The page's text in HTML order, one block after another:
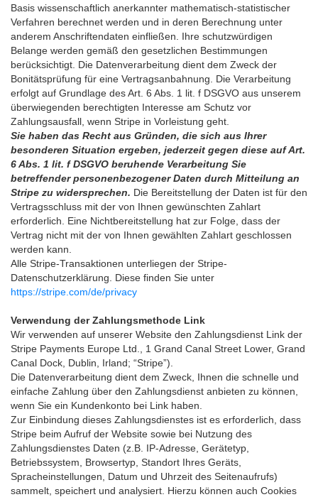
Basis wissenschaftlich anerkannter mathematisch-statistischer
Verfahren berechnet werden und in deren Berechnung unter
anderem Anschriftendaten einfließen. Ihre schutzwürdigen
Belange werden gemäß den gesetzlichen Bestimmungen
berücksichtigt. Die Datenverarbeitung dient dem Zweck der
Bonitätsprüfung für eine Vertragsanbahnung. Die Verarbeitung
erfolgt auf Grundlage des Art. 6 Abs. 1 lit. f DSGVO aus unserem
überwiegenden berechtigten Interesse am Schutz vor
Zahlungsausfall, wenn Stripe in Vorleistung geht.
Sie haben das Recht aus Gründen, die sich aus Ihrer
besonderen Situation ergeben, jederzeit gegen diese auf Art.
6 Abs. 1 lit. f DSGVO beruhende Verarbeitung Sie
betreffender personenbezogener Daten durch Mitteilung an
Stripe zu widersprechen. Die Bereitstellung der Daten ist für den
Vertragsschluss mit der von Ihnen gewünschten Zahlart
erforderlich. Eine Nichtbereitstellung hat zur Folge, dass der
Vertrag nicht mit der von Ihnen gewählten Zahlart geschlossen
werden kann.
Alle Stripe-Transaktionen unterliegen der Stripe-
Datenschutzerklärung. Diese finden Sie unter
https://stripe.com/de/privacy
Verwendung der Zahlungsmethode Link
Wir verwenden auf unserer Website den Zahlungsdienst Link der
Stripe Payments Europe Ltd., 1 Grand Canal Street Lower, Grand
Canal Dock, Dublin, Irland; “Stripe”).
Die Datenverarbeitung dient dem Zweck, Ihnen die schnelle und
einfache Zahlung über den Zahlungsdienst anbieten zu können,
wenn Sie ein Kundenkonto bei Link haben.
Zur Einbindung dieses Zahlungsdienstes ist es erforderlich, dass
Stripe beim Aufruf der Website sowie bei Nutzung des
Zahlungsdienstes Daten (z.B. IP-Adresse, Gerätetyp,
Betriebssystem, Browsertyp, Standort Ihres Geräts,
Spracheinstellungen, Datum und Uhrzeit des Seitenaufrufs)
sammelt, speichert und analysiert. Hierzu können auch Cookies